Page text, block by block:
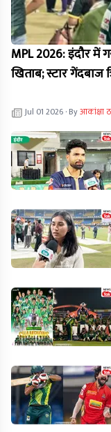
MPL 2026: इंदौर
खिताब; स्टार गेंदबाज
Jul 01 2026 · Byआकांक्षा